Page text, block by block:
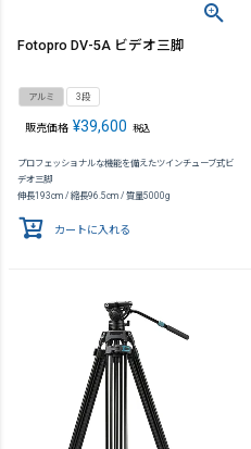
Fotopro DV-5A ビデオ三脚
アルミ 3段
販売価格 ¥39,600 税込
プロフェッショナルな機能を備えたツインチューブ式ビ
デオ三脚
伸長193cm / 縮長96.5cm / 質量5000g
カートに入れる